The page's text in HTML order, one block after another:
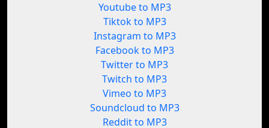
Youtube to MP3
Tiktok to MP3
Instagram to MP3
Facebook to MP3
Twitter to MP3
Twitch to MP3
Vimeo to MP3
Soundcloud to MP3
Reddit to MP3